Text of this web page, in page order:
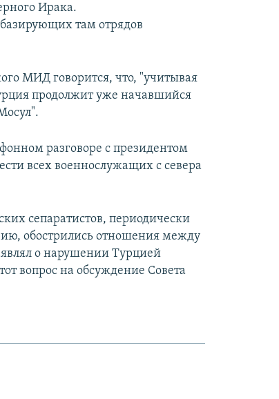
Ирака.
там отрядов
МИД говорится, что, "учитывая
продолжит уже начавшийся
разговоре с президентом
всех военнослужащих с севера
сепаратистов, периодически
обострились отношения между
о нарушении Турцией
вопрос на обсуждение Совета